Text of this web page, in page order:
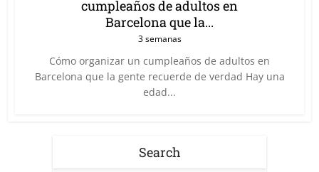
cumpleaños de adultos en
Barcelona que la...
3 semanas
Cómo organizar un cumpleaños de adultos en
Barcelona que la gente recuerde de verdad Hay una
edad...
Search